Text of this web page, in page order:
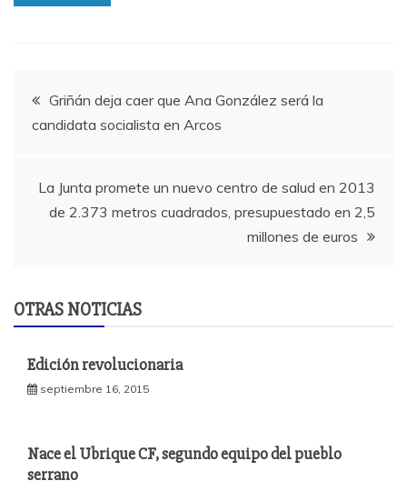
Navegación
de
entradas
Griñán deja caer que Ana González será la
candidata socialista en Arcos
La Junta promete un nuevo centro de salud en 2013
de 2.373 metros cuadrados, presupuestado en 2,5
millones de euros
OTRAS NOTICIAS
Edición revolucionaria
septiembre 16, 2015
Nace el Ubrique CF, segundo equipo del pueblo
serrano